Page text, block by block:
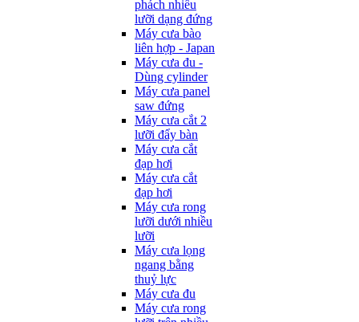
phách nhiều
lưỡi dạng đứng
Máy cưa bào
liên hợp - Japan
Máy cưa đu -
Dùng cylinder
Máy cưa panel
saw đứng
Máy cưa cắt 2
lưỡi đẩy bàn
Máy cưa cắt
đạp hơi
Máy cưa cắt
đạp hơi
Máy cưa rong
lưỡi dưới nhiều
lưỡi
Máy cưa lọng
ngang bằng
thuỷ lực
Máy cưa đu
Máy cưa rong